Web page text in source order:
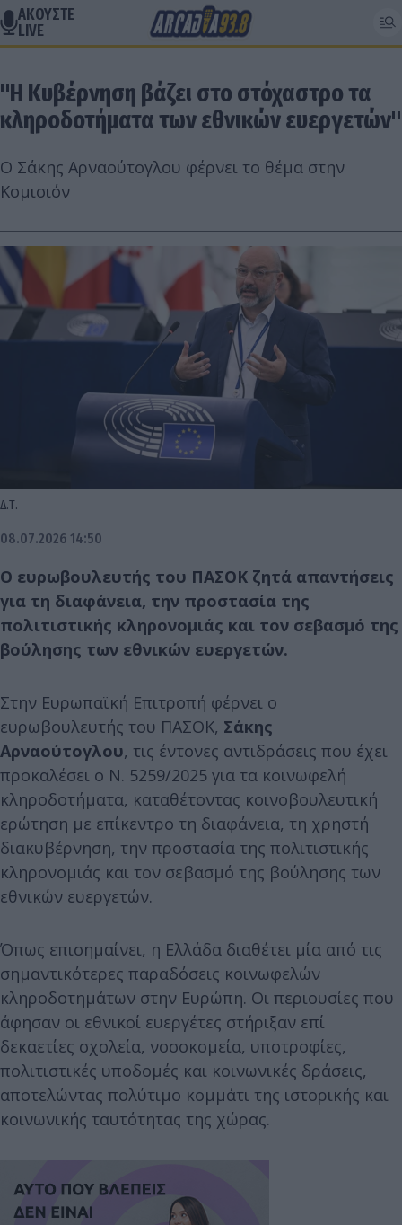
ΑΚΟΥΣΤΕ
LIVE
"Η Κυβέρνηση βάζει στο στόχαστρο τα
κληροδοτήματα των εθνικών ευεργετών"
Ο Σάκης Αρναούτογλου φέρνει το θέμα στην
Κομισιόν
Δ.Τ.
08.07.2026 14:50
Ο ευρωβουλευτής του ΠΑΣΟΚ ζητά απαντήσεις
για τη διαφάνεια, την προστασία της
πολιτιστικής κληρονομιάς και τον σεβασμό της
βούλησης των εθνικών ευεργετών.
Στην Ευρωπαϊκή Επιτροπή φέρνει ο
ευρωβουλευτής του ΠΑΣΟΚ, Σάκης
Αρναούτογλου, τις έντονες αντιδράσεις που έχει
προκαλέσει ο Ν. 5259/2025 για τα κοινωφελή
κληροδοτήματα, καταθέτοντας κοινοβουλευτική
ερώτηση με επίκεντρο τη διαφάνεια, τη χρηστή
διακυβέρνηση, την προστασία της πολιτιστικής
κληρονομιάς και τον σεβασμό της βούλησης των
εθνικών ευεργετών.
Όπως επισημαίνει, η Ελλάδα διαθέτει μία από τις
σημαντικότερες παραδόσεις κοινωφελών
κληροδοτημάτων στην Ευρώπη. Οι περιουσίες που
άφησαν οι εθνικοί ευεργέτες στήριξαν επί
δεκαετίες σχολεία, νοσοκομεία, υποτροφίες,
πολιτιστικές υποδομές και κοινωνικές δράσεις,
αποτελώντας πολύτιμο κομμάτι της ιστορικής και
κοινωνικής ταυτότητας της χώρας.